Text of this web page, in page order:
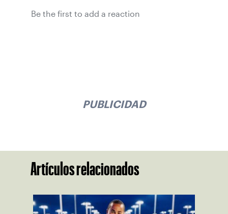
Be the first to add a reaction
PUBLICIDAD
Artículos relacionados